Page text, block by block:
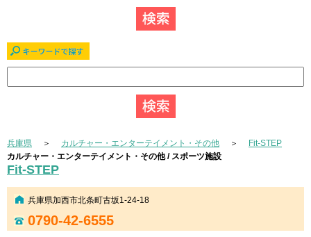
兵庫県 ＞ カルチャー・エンターテイメント・その他 ＞
Fit-STEP
カルチャー・エンターテイメント・その他 / スポーツ施設
Fit-STEP
兵庫県加西市北条町古坂1-24-18
0790-42-6555